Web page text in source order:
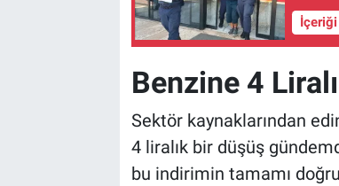
Benzine 4
Sektör kaynaklarından
4 liralık bir düşüş
bu indirimin tamamı